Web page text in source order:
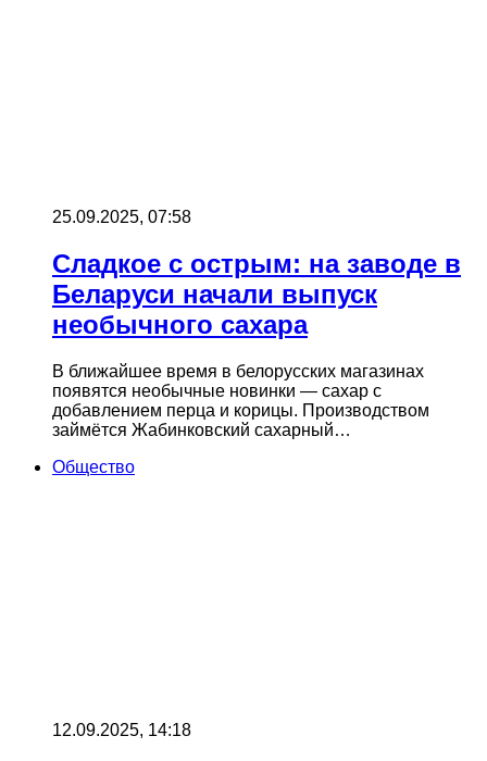
25.09.2025, 07:58
Сладкое с острым: на заводе в
Беларуси начали выпуск
необычного сахара
В ближайшее время в белорусских магазинах
появятся необычные новинки — сахар с
добавлением перца и корицы. Производством
займётся Жабинковский сахарный…
Общество
12.09.2025, 14:18